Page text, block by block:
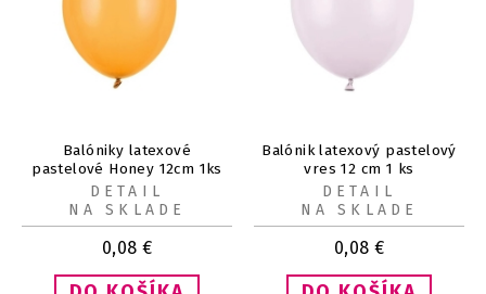
Balóniky latexové
pastelové Honey 12cm 1ks
0,08 €
DETAIL
NA SKLADE
Balónik latexový pastelový
vres 12 cm 1 ks
0,08 €
DETAIL
NA SKLADE